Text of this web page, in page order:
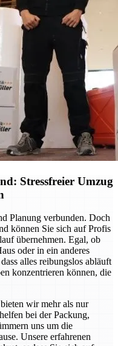
Stressfreier Umzug
Planung verbunden. Doch
können Sie sich auf Profis
übernehmen. Egal, ob
oder in ein anderes
alles reibungslos abläuft
konzentrieren können, die
wir mehr als nur
bei der Packung,
uns um die
Unsere erfahrenen